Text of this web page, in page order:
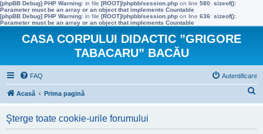
[phpBB Debug] PHP Warning: in file [ROOT]/phpbb/session.php on line 580: sizeof():
Parameter must be an array or an object that implements Countable
[phpBB Debug] PHP Warning: in file [ROOT]/phpbb/session.php on line 636: sizeof():
Parameter must be an array or an object that implements Countable
CASA CORPULUI DIDACTIC ”GRIGORE
TABACARU” BACĂU
FAQ Autentificare
Acasă Prima pagină
Şterge toate cookie-urile forumului